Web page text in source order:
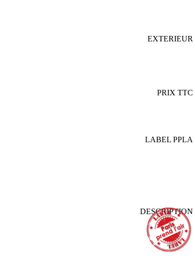
EXTERIEUR
PRIX TTC
LABEL PPLA
DESCRIPTION